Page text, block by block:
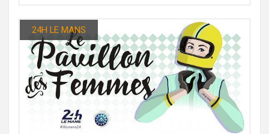
24H LE MANS